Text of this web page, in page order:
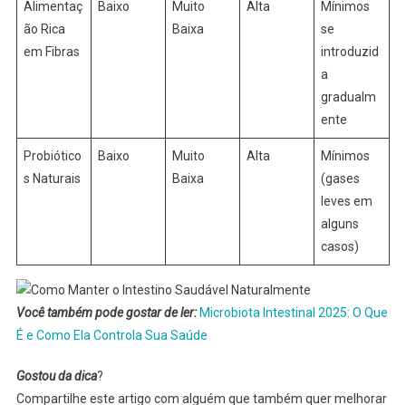
Alimentaç
ão Rica
em Fibras
Baixo
Muito
Baixa
Alta
Mínimos
se
introduzid
a
gradualm
ente
Probiótico
s Naturais
Baixo
Muito
Baixa
Alta
Mínimos
(gases
leves em
alguns
casos)
Você também pode gostar de ler: Microbiota Intestinal 2025: O Que
É e Como Ela Controla Sua Saúde
Gostou da dica?
Compartilhe este artigo com alguém que também quer melhorar